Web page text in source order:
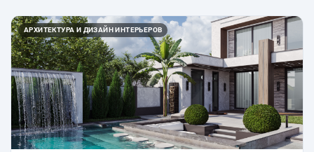
АРХИТЕКТУРА И ДИЗАЙН ИНТЕРЬЕРОВ